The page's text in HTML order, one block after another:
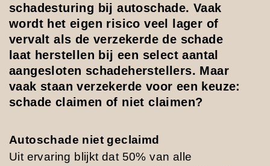
schadesturing bij autoschade. Vaak
wordt het eigen risico veel lager of
vervalt als de verzekerde de schade
laat herstellen bij een select aantal
aangesloten schadeherstellers. Maar
vaak staan verzekerde voor een keuze:
schade claimen of niet claimen?
Autoschade niet geclaimd
Uit ervaring blijkt dat 50% van alle